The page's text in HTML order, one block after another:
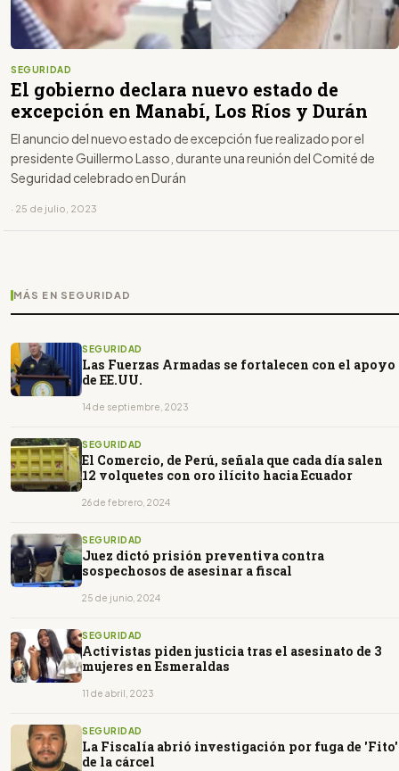
SEGURIDAD
El gobierno declara nuevo estado de
excepción en Manabí, Los Ríos y Durán
El anuncio del nuevo estado de excepción fue realizado por el
presidente Guillermo Lasso, durante una reunión del Comité de
Seguridad celebrado en Durán
· 25 de julio, 2023
MÁS EN SEGURIDAD
SEGURIDAD
Las Fuerzas Armadas se fortalecen con el apoyo
de EE.UU.
14 de septiembre, 2023
SEGURIDAD
El Comercio, de Perú, señala que cada día salen
12 volquetes con oro ilícito hacia Ecuador
26 de febrero, 2024
SEGURIDAD
Juez dictó prisión preventiva contra
sospechosos de asesinar a fiscal
25 de junio, 2024
SEGURIDAD
Activistas piden justicia tras el asesinato de 3
mujeres en Esmeraldas
11 de abril, 2023
SEGURIDAD
La Fiscalía abrió investigación por fuga de 'Fito'
de la cárcel